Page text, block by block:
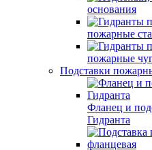
основания
пожарные
пожарные
Подставки
Фланец и
Гидранта